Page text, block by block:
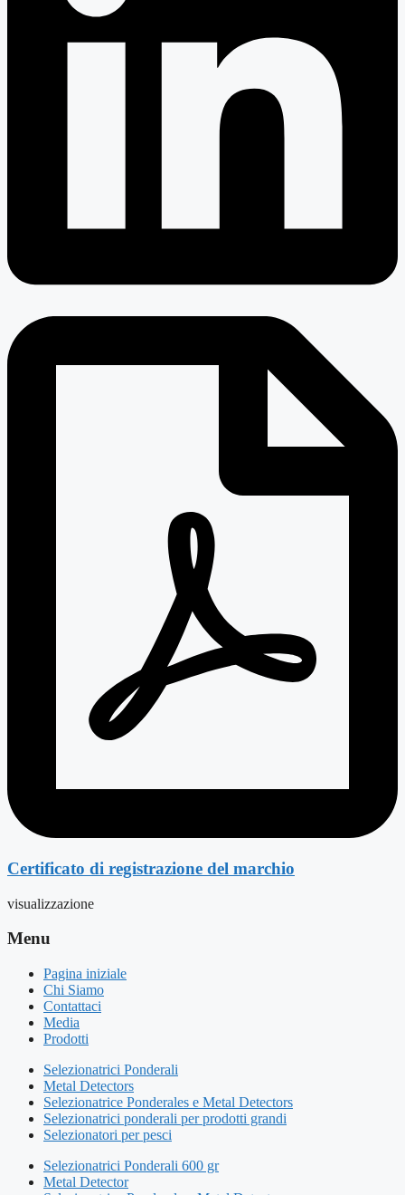
Certificato di registrazione del marchio
visualizzazione
Menu
Pagina iniziale
Chi Siamo
Contattaci
Media
Prodotti
Selezionatrici Ponderali
Metal Detectors
Selezionatrice Ponderales e Metal Detectors
Selezionatrici ponderali per prodotti grandi
Selezionatori per pesci
Selezionatrici Ponderali 600 gr
Metal Detector